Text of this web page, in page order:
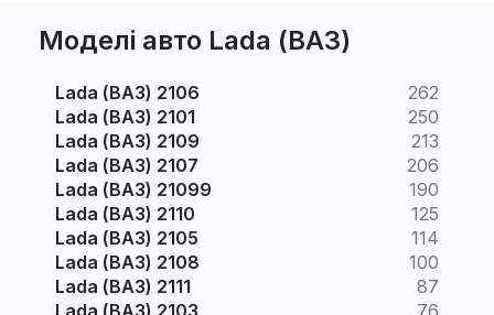
Моделі авто Lada (ВАЗ)
Lada (ВАЗ) 2106
262
Lada (ВАЗ) 2101
250
Lada (ВАЗ) 2109
213
Lada (ВАЗ) 2107
206
Lada (ВАЗ) 21099
190
Lada (ВАЗ) 2110
125
Lada (ВАЗ) 2105
114
Lada (ВАЗ) 2108
100
Lada (ВАЗ) 2111
87
Lada (ВАЗ) 2103
76